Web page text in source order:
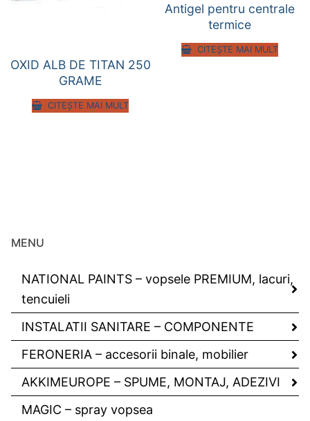
OXID ALB DE TITAN 250
GRAME
CITEȘTE MAI MULT
Antigel pentru centrale
termice
CITEȘTE MAI MULT
MENU
NATIONAL PAINTS – vopsele PREMIUM, lacuri,
tencuieli
INSTALATII SANITARE – COMPONENTE
FERONERIA – accesorii binale, mobilier
AKKIMEUROPE – SPUME, MONTAJ, ADEZIVI
MAGIC – spray vopsea